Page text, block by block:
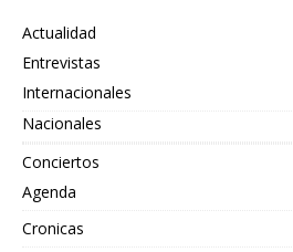
Actualidad
Entrevistas
Internacionales
Nacionales
Conciertos
Agenda
Cronicas